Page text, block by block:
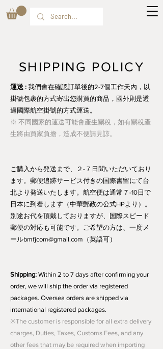
SHIPPING POLICY
運送 : 我們會在確認訂單後的2-7個工作天內，以
掛號包裹的方式寄出您購買的商品，國外則是透
過國際航空掛號的方式運送。
※ 不同國家的運送可能會產生關稅，如有關稅產
生將由買家負擔，造成不便請見諒。
ご購入から発送まで、２-７日間いただいており
ます。郵便追跡サービス付きの国際書留にて台
北より発送いたします。航空便は通常７-10日で
日本に到着します（中華郵政の公式HPより）。
別途お代を頂戴しておりますが、国際スピード
郵便の対応も可能です。ご希望の方は、一度メ
ールbmfjcom@gmail.com （英語可）
Shipping: Within 2 to 7 days after confirming your
order, we will ship the order via registered
packages. Oversea orders are shipped via
international registered packages.
※The customer is responsible for all extra delivery
charges, Duties, Taxes, Customs Fees, and any
other fees that may be required when importing